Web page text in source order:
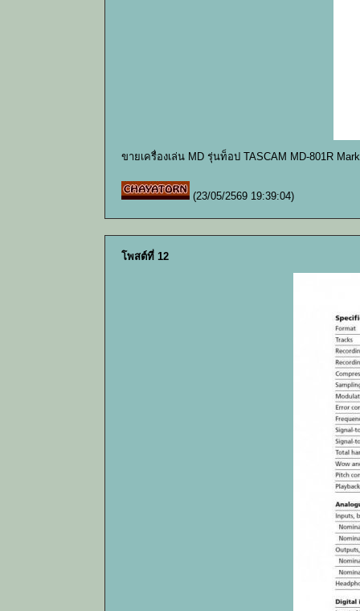
ขายเครื่องเล่น MD รุ่นท็อป TASCAM MD-801R
(23/05/2569 19:39:04)
โพสต์ที่ 12